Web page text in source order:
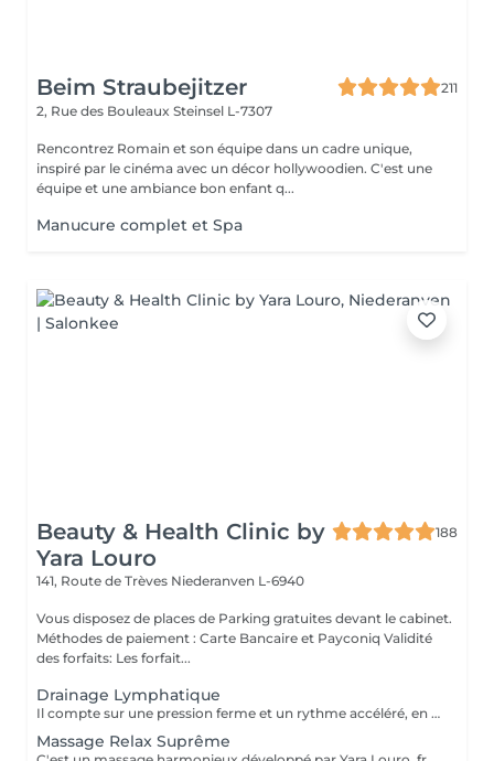
Beim Straubejitzer
211
2, Rue des Bouleaux Steinsel L-7307
Rencontrez Romain et son équipe dans un cadre unique,
inspiré par le cinéma avec un décor hollywoodien. C'est une
équipe et une ambiance bon enfant q...
Manucure complet et Spa
Beauty & Health Clinic by
Yara Louro
188
141, Route de Trèves Niederanven L-6940
Vous disposez de places de Parking gratuites devant le cabinet.
Méthodes de paiement : Carte Bancaire et Payconiq Validité
des forfaits: Les forfait...
Drainage Lymphatique
Il compte sur une pression ferme et un rythme accéléré, en plus de pompages et des manuvres exclusives qui permettent des résultats immédiats. Cette technique réduit les oedèmes, active la circulation sanguine et potentialise un réseau complexe de vaisseaux où passent les fluides corporels, réduisant ainsi la tant redoutée cellulite. Le résultat est un corps moins gonflé et galbé avec un métabolisme plus accéléré et, donc, une sensation de bien-être.
Massage Relax Suprême